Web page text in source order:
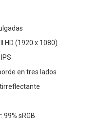
HD (1920 x 1080)
en tres lados
99% sRGB